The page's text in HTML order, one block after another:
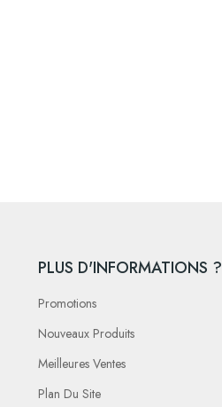
PLUS D'INFORMATIONS ?
Promotions
Nouveaux Produits
Meilleures Ventes
Plan Du Site